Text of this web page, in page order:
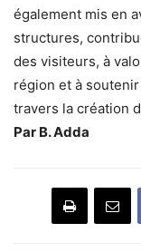
également mis en
structures,
des visiteurs, à
région et à
travers la création
Par B. Adda